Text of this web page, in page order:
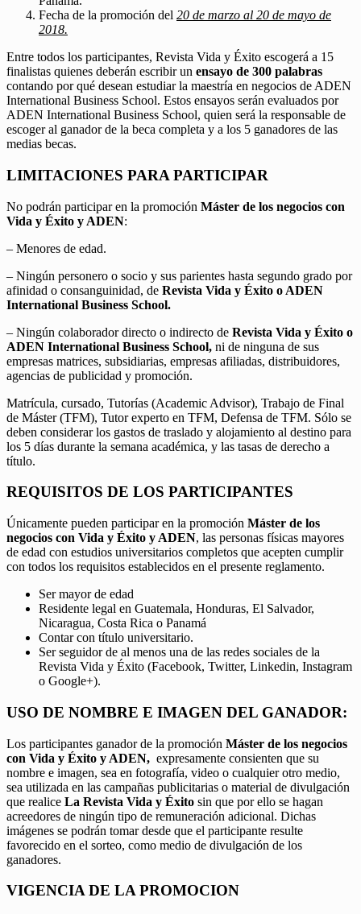
Fecha de la promoción del 20 de marzo al 20 de mayo de
2018.
Entre todos los participantes, Revista Vida y Éxito escogerá a 15
finalistas quienes deberán escribir un ensayo de 300 palabras
contando por qué desean estudiar la maestría en negocios de ADEN
International Business School. Estos ensayos serán evaluados por
ADEN International Business School, quien será la responsable de
escoger al ganador de la beca completa y a los 5 ganadores de las
medias becas.
LIMITACIONES PARA PARTICIPAR
No podrán participar en la promoción Máster de los negocios con
Vida y Éxito y ADEN:
– Menores de edad.
– Ningún personero o socio y sus parientes hasta segundo grado por
afinidad o consanguinidad, de Revista Vida y Éxito o ADEN
International Business School.
– Ningún colaborador directo o indirecto de Revista Vida y Éxito o
ADEN International Business School, ni de ninguna de sus
empresas matrices, subsidiarias, empresas afiliadas, distribuidores,
agencias de publicidad y promoción.
Matrícula, cursado, Tutorías (Academic Advisor), Trabajo de Final
de Máster (TFM), Tutor experto en TFM, Defensa de TFM. Sólo se
deben considerar los gastos de traslado y alojamiento al destino para
los 5 días durante la semana académica, y las tasas de derecho a
título.
REQUISITOS DE LOS PARTICIPANTES
Únicamente pueden participar en la promoción Máster de los
negocios con Vida y Éxito y ADEN, las personas físicas mayores
de edad con estudios universitarios completos que acepten cumplir
con todos los requisitos establecidos en el presente reglamento.
Ser mayor de edad
Residente legal en Guatemala, Honduras, El Salvador,
Nicaragua, Costa Rica o Panamá
Contar con título universitario.
Ser seguidor de al menos una de las redes sociales de la
Revista Vida y Éxito (Facebook, Twitter, Linkedin, Instagram
o Google+).
USO DE NOMBRE E IMAGEN DEL GANADOR:
Los participantes ganador de la promoción Máster de los negocios
con Vida y Éxito y ADEN, expresamente consienten que su
nombre e imagen, sea en fotografía, video o cualquier otro medio,
sea utilizada en las campañas publicitarias o material de divulgación
que realice La Revista Vida y Éxito sin que por ello se hagan
acreedores de ningún tipo de remuneración adicional. Dichas
imágenes se podrán tomar desde que el participante resulte
favorecido en el sorteo, como medio de divulgación de los
ganadores.
VIGENCIA DE LA PROMOCION